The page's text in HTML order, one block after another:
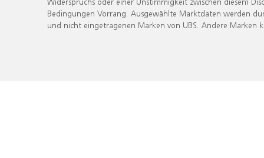
Bedingungen Vorrang. Ausgewählte Marktdaten werden
und nicht eingetragenen Marken von UBS. Andere Marken